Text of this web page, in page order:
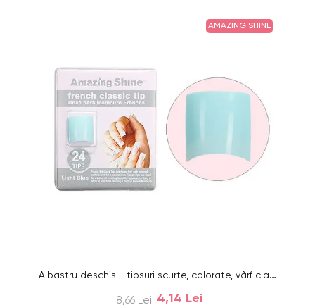
AMAZING SHINE
Albastru deschis - tipsuri scurte, colorate, vârf clasic French, 24buc, nr.1 - 10
8,66 Lei 4,14 Lei